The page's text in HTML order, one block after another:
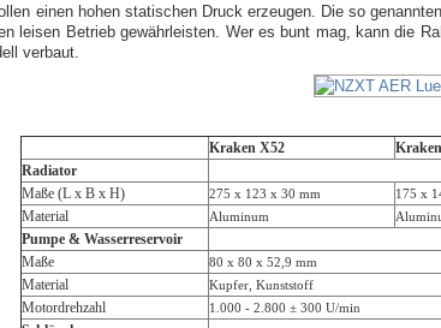
einen hohen statischen Druck erzeugen. Die so
leisen Betrieb gewährleisten. Wer es bunt mag, kann die
verbaut.
Kraken X52
Radiator
Maße (L x B x H)
275 x 123 x 30 mm 175 x
Material Aluminum
Pumpe & Wasserreservoir
Maße
80 x 80 x 52,9 mm
Material Kupfer, Kunststoff
Motordrehzahl 1.000 - 2.800 ± 300 U/min